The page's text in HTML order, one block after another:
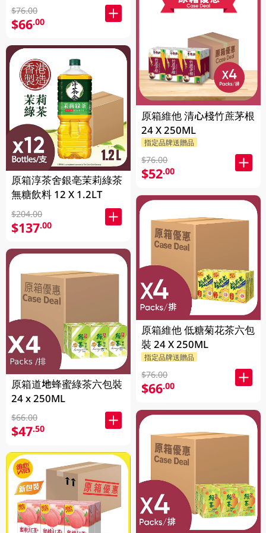
$76.00
$66.00
原箱淳茶舍銀亳茉莉綠茶
無糖飲料 12 X 1.2LT
$204.00
$137.00
原箱道地蜂蜜綠茶六包裝
24 x 250ML
$66.00
$47.50
原箱維他 清心棧竹蔗茅根
24 X 250ML
指定品牌送贈品
$76.00
$52.00
原箱維他 低糖菊花茶六包
裝 24 X 250ML
指定品牌送贈品
$76.00
$66.00